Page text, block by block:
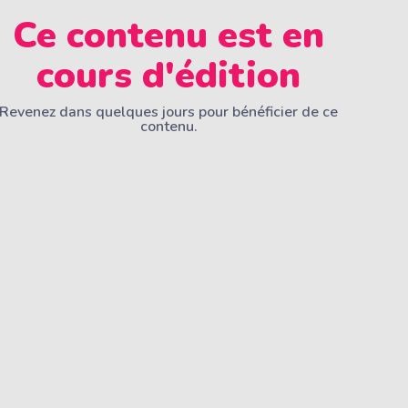
Ce contenu est en
cours d'édition
Revenez dans quelques jours pour bénéficier de ce
contenu.